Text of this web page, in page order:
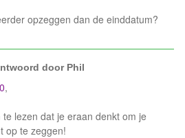
opzeggen dan de einddatum?
doorPhil
,
lezen dat je eraan denkt om je
op te zeggen!